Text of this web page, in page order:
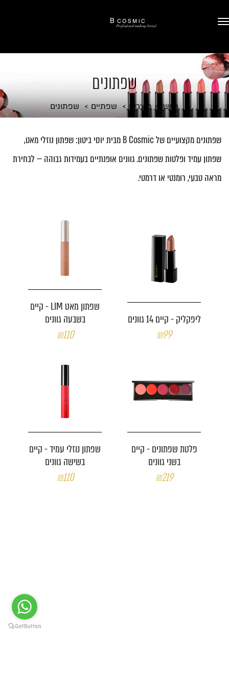
שפתונים
ראשי מוצרים שפתיים שפתונים
שפתונים מקצועיים של B Cosmic מבית יוסי ביטון: שפתון נוזלי מאט,
שפתון עמיד ופלטות שפתונים. גוונים אופנתיים בעמידות גבוהה — לבחירת
מראה טבעי, רומנטי או דרמטי.
ליפקליק - קיים 14 גוונים
₪99
שפתון מאט LIM - קיים
בשבעה גוונים
₪110
פלטת שפתונים - קיים
בשני גוונים
₪219
שפתון נוזלי עמיד - קיים
בשישה גוונים
₪110